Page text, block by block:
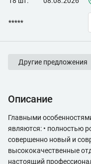
*****
Другие предложения
Описание
Главными
являются: • полностью
совершенно новый и
высококачественные
настоящий